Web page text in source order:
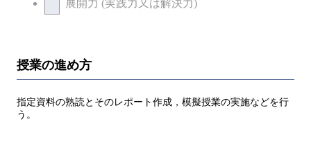
展開力 (実践力又は解決力)
授業の進め方
指定資料の熟読とそのレポート作成，模擬授業の実施などを行
う。